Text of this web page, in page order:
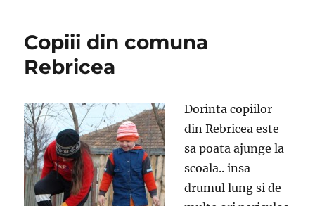
Copiii din comuna
Rebricea
Dorinta copiilor
din Rebricea este
sa poata ajunge la
scoala.. insa
drumul lung si de